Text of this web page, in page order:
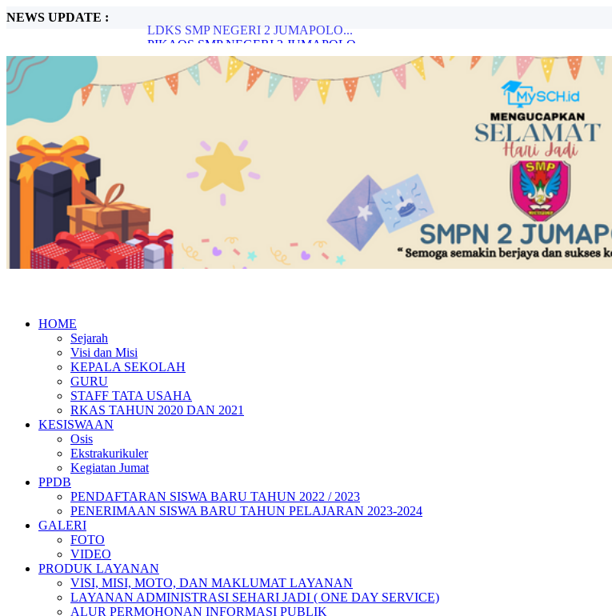
NEWS UPDATE :
PIKAOS SMP NEGERI 2 JUMAPOLO...
Peringatan HUT PGRI Kec.Jumapolo Tahun 2024...
Gerakan Aksi bergizi Serentak Sebulan Sekali. Tanggal 1 Nove...
SMPN 2 JUMAPOLO JUARA 2 LOMBA LAYANAN PUBLIK TINGKAT KABUPAT...
LOMBA TARI KARANG TUMANDANG POKJA 3...
STOP BULLYING DI SEKOLAH...
PERINGATAN HARI SAMPAH NASIONAL 24 FEBRUARI 2026...
LDKS SMP NEGERI 2 JUMAPOLO...
HOME
Sejarah
Visi dan Misi
KEPALA SEKOLAH
GURU
STAFF TATA USAHA
RKAS TAHUN 2020 DAN 2021
KESISWAAN
Osis
Ekstrakurikuler
Kegiatan Jumat
PPDB
PENDAFTARAN SISWA BARU TAHUN 2022 / 2023
PENERIMAAN SISWA BARU TAHUN PELAJARAN 2023-2024
GALERI
FOTO
VIDEO
PRODUK LAYANAN
VISI, MISI, MOTO, DAN MAKLUMAT LAYANAN
LAYANAN ADMINISTRASI SEHARI JADI ( ONE DAY SERVICE)
ALUR PERMOHONAN INFORMASI PUBLIK